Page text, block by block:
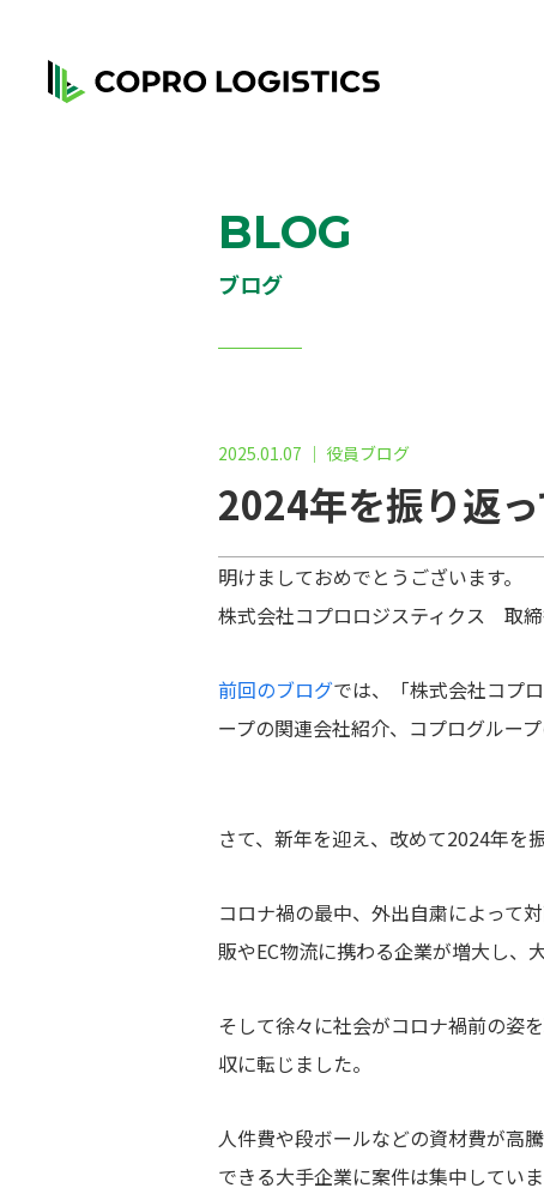
BLOG
ブログ
2025.01.07 ｜ 役員ブログ
2024年を振り返
明けましておめでとうございます。
株式会社コプロロジスティクス 取締
前回のブログでは、「株式会社コプ
ープの関連会社紹介、コプログルー
さて、新年を迎え、改めて2024年を
コロナ禍の最中、外出自粛によって
販やEC物流に携わる企業が増大し、
そして徐々に社会がコロナ禍前の姿
収に転じました。
人件費や段ボールなどの資材費が高
できる大手企業に案件は集中してい